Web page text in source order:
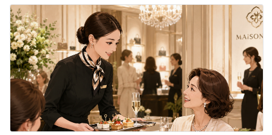
記事を読む
期間限定のガッツリ濃厚ラーメン
Amebaトピックス 1日前
嬉しかった沢山のキャラクターとのグリ
Amebaトピックス 13時間前